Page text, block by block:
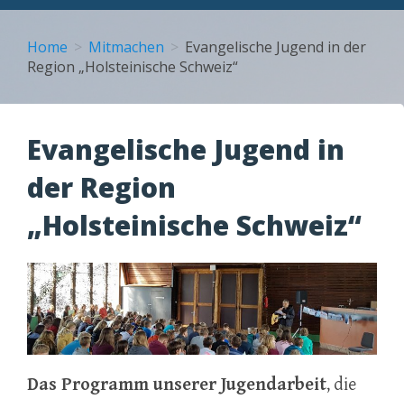
Home Mitmachen
Evangelische Jugend in der
Region „Holsteinische Schweiz“
Evangelische Jugend in
der Region
„Holsteinische Schweiz“
Das Programm unserer Jugendarbeit, die